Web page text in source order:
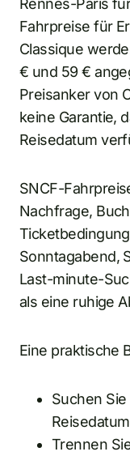
Rennes-Paris
Fahrpreise für
Classique
€ und 59 €
Preisanker von
keine Garantie,
Reisedatum
SNCF-
Nachfrage,
Sonntagabend,
Last-minute-
als eine ruhige
Eine praktische
Suchen
Trennen